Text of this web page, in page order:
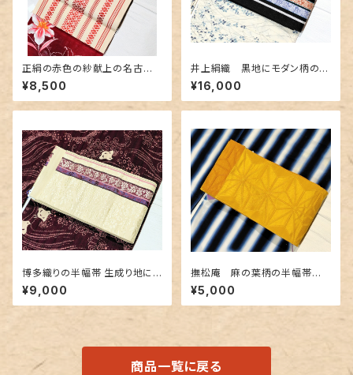
正絹の赤色の紗献上の名古屋
帯
¥8,500
井上絹織 黒地にモダン柄の博
多織半幅 リバーシブル
¥16,000
博多織りの半幅帯 生成り地に
豪華な地紋＆赤紫色
¥9,000
撫松庵 麻の葉柄の半幅帯
黄色✕金茶色
¥5,000
商品一覧に戻る